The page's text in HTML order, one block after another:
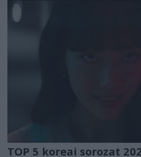
TOP 5 koreai sorozat